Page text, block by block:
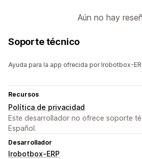
Aún no hay
Soporte técnico
Ayuda para la app ofrecida por Irobotbox-
Recursos
Política de privacidad
Este desarrollador no ofrece soporte
Español.
Desarrollador
Irobotbox-ERP